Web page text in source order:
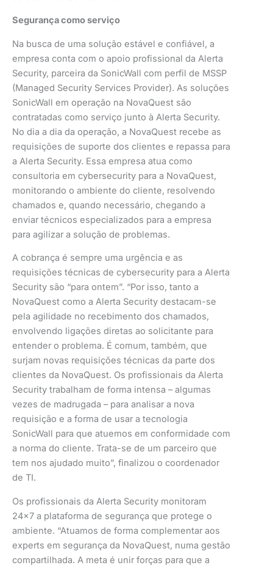
Segurança como serviço
Na busca de uma solução estável e confiável, a
empresa conta com o apoio profissional da Alerta
Security, parceira da SonicWall com perfil de MSSP
(Managed Security Services Provider). As soluções
SonicWall em operação na NovaQuest são
contratadas como serviço junto à Alerta Security.
No dia a dia da operação, a NovaQuest recebe as
requisições de suporte dos clientes e repassa para
a Alerta Security. Essa empresa atua como
consultoria em cybersecurity para a NovaQuest,
monitorando o ambiente do cliente, resolvendo
chamados e, quando necessário, chegando a
enviar técnicos especializados para a empresa
para agilizar a solução de problemas.
A cobrança é sempre uma urgência e as
requisições técnicas de cybersecurity para a Alerta
Security são “para ontem”. “Por isso, tanto a
NovaQuest como a Alerta Security destacam-se
pela agilidade no recebimento dos chamados,
envolvendo ligações diretas ao solicitante para
entender o problema. É comum, também, que
surjam novas requisições técnicas da parte dos
clientes da NovaQuest. Os profissionais da Alerta
Security trabalham de forma intensa – algumas
vezes de madrugada – para analisar a nova
requisição e a forma de usar a tecnologia
SonicWall para que atuemos em conformidade com
a norma do cliente. Trata-se de um parceiro que
tem nos ajudado muito”, finalizou o coordenador
de TI.
Os profissionais da Alerta Security monitoram
24×7 a plataforma de segurança que protege o
ambiente. “Atuamos de forma complementar aos
experts em segurança da NovaQuest, numa gestão
compartilhada. A meta é unir forças para que a